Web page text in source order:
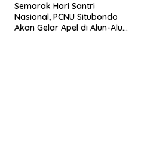
Semarak Hari Santri
Nasional, PCNU Situbondo
Akan Gelar Apel di Alun-Alun